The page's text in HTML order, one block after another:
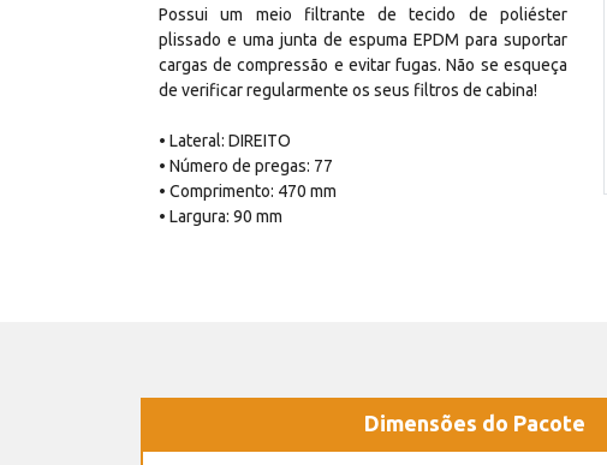
Possui um meio filtrante de tecido de poliéster
plissado e uma junta de espuma EPDM para suportar
cargas de compressão e evitar fugas. Não se esqueça
de verificar regularmente os seus filtros de cabina!
• Lateral: DIREITO
• Número de pregas: 77
• Comprimento: 470 mm
• Largura: 90 mm
Dimensões do Pacote